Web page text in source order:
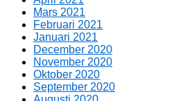
Mars 2021
Februari 2021
Januari 2021
December 2020
November 2020
Oktober 2020
September 2020